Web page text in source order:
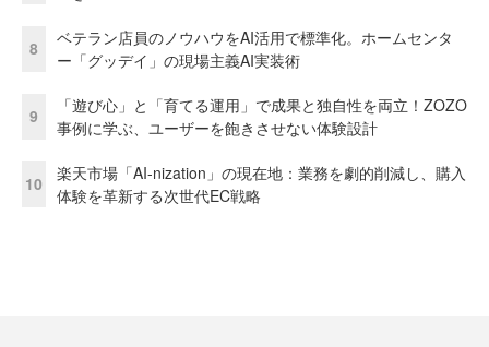
8
ベテラン店員のノウハウをAI活用で標準化。ホームセンタ
ー「グッデイ」の現場主義AI実装術
9
「遊び心」と「育てる運用」で成果と独自性を両立！ZOZO
事例に学ぶ、ユーザーを飽きさせない体験設計
10
楽天市場「AI-nization」の現在地：業務を劇的削減し、購入
体験を革新する次世代EC戦略